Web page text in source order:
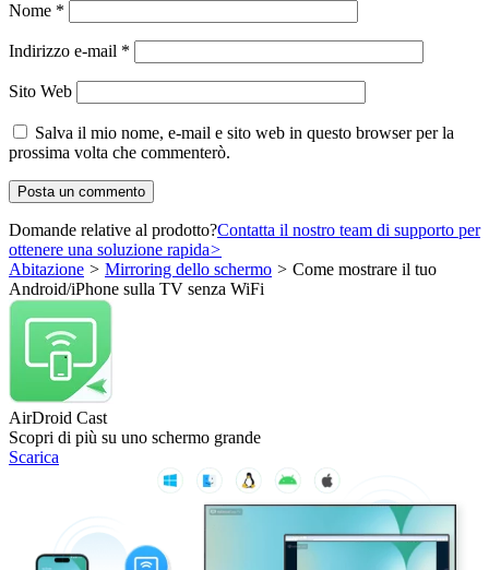
Nome *
Indirizzo e-mail *
Sito Web
Salva il mio nome, e-mail e sito web in questo browser per la
prossima volta che commenterò.
Domande relative al prodotto?Contatta il nostro team di supporto per
ottenere una soluzione rapida>
Abitazione > Mirroring dello schermo > Come mostrare il tuo
Android/iPhone sulla TV senza WiFi
AirDroid Cast
Scopri di più su uno schermo grande
Scarica